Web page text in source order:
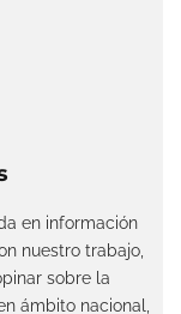
en información
nuestro trabajo,
sobre la
ámbito nacional,